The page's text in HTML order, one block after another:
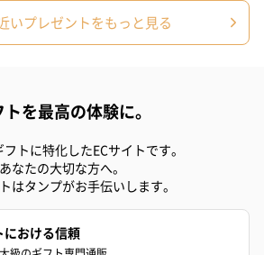
いプレゼントをもっと見る
を最高の体験に。
トに特化したECサイトです。
あなたの大切な方へ。
はタンプがお手伝いします。
における信頼